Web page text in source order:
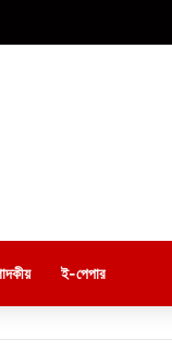
ই-পেপার